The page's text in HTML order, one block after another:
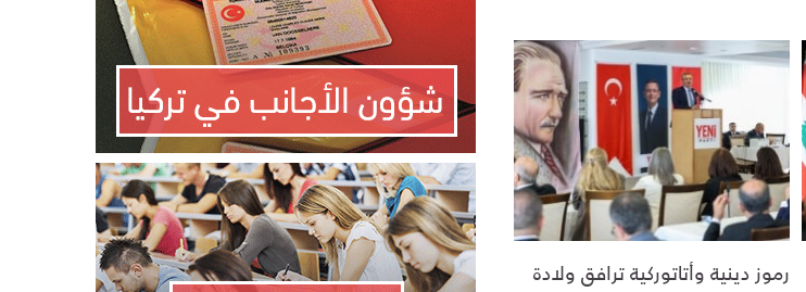
رموز دينية وأتاتوركية ترافق ولادة